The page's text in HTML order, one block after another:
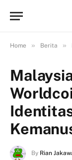
Home » Berita »
By Rian